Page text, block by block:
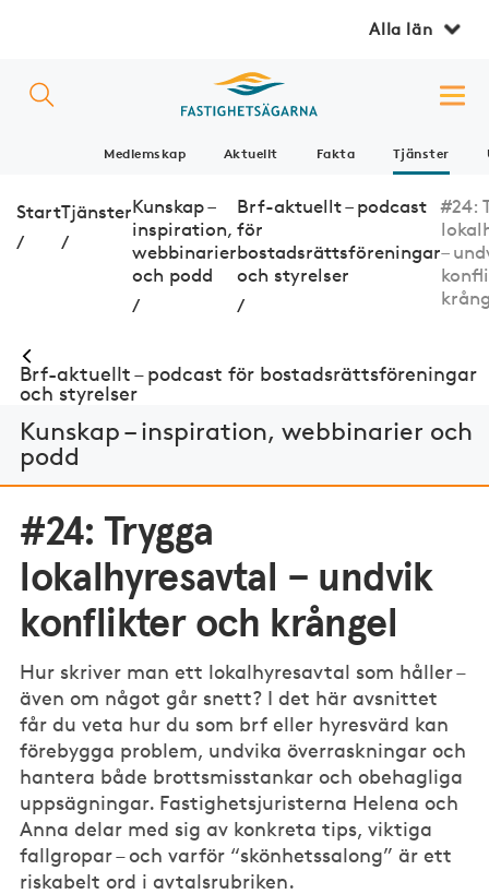
Alla län
Medlemskap Aktuellt Fakta Tjänster
Start
/
Tjänster
/
Kunskap –
inspiration,
webbinarier
och podd
/
Brf-aktuellt – podcast
för
bostadsrättsföreningar
och styrelser
/
#24:
–
Brf-aktuellt – podcast för bostadsrättsföreningar
och styrelser
Kunskap – inspiration, webbinarier och
podd
#24: Trygga
lokalhyresavtal – undvik
konflikter och krångel
Hur skriver man ett lokalhyresavtal som håller –
även om något går snett? I det här avsnittet
får du veta hur du som brf eller hyresvärd kan
förebygga problem, undvika överraskningar och
hantera både brottsmisstankar och obehagliga
uppsägningar. Fastighetsjuristerna Helena och
Anna delar med sig av konkreta tips, viktiga
fallgropar – och varför “skönhetssalong” är ett
riskabelt ord i avtalsrubriken.